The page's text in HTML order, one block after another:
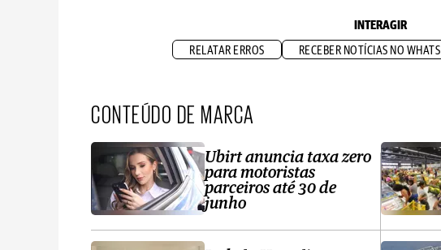
INTERAGIR
RELATAR ERROS RECEBER NOTÍCIAS NO WHATS
CONTEÚDO DE MARCA
Ubirt anuncia taxa zero
para motoristas
parceiros até 30 de
junho